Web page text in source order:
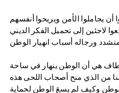
أن يجاملوا الأمن ويريحوا أنفسهم
لاجئين إلى تحميل الفكر الديني
هي أن الوطن ينهار في ساحة
من الذي منح أصحاب اللحى هذه
وكيف لم يسعَ الوطن لحماية